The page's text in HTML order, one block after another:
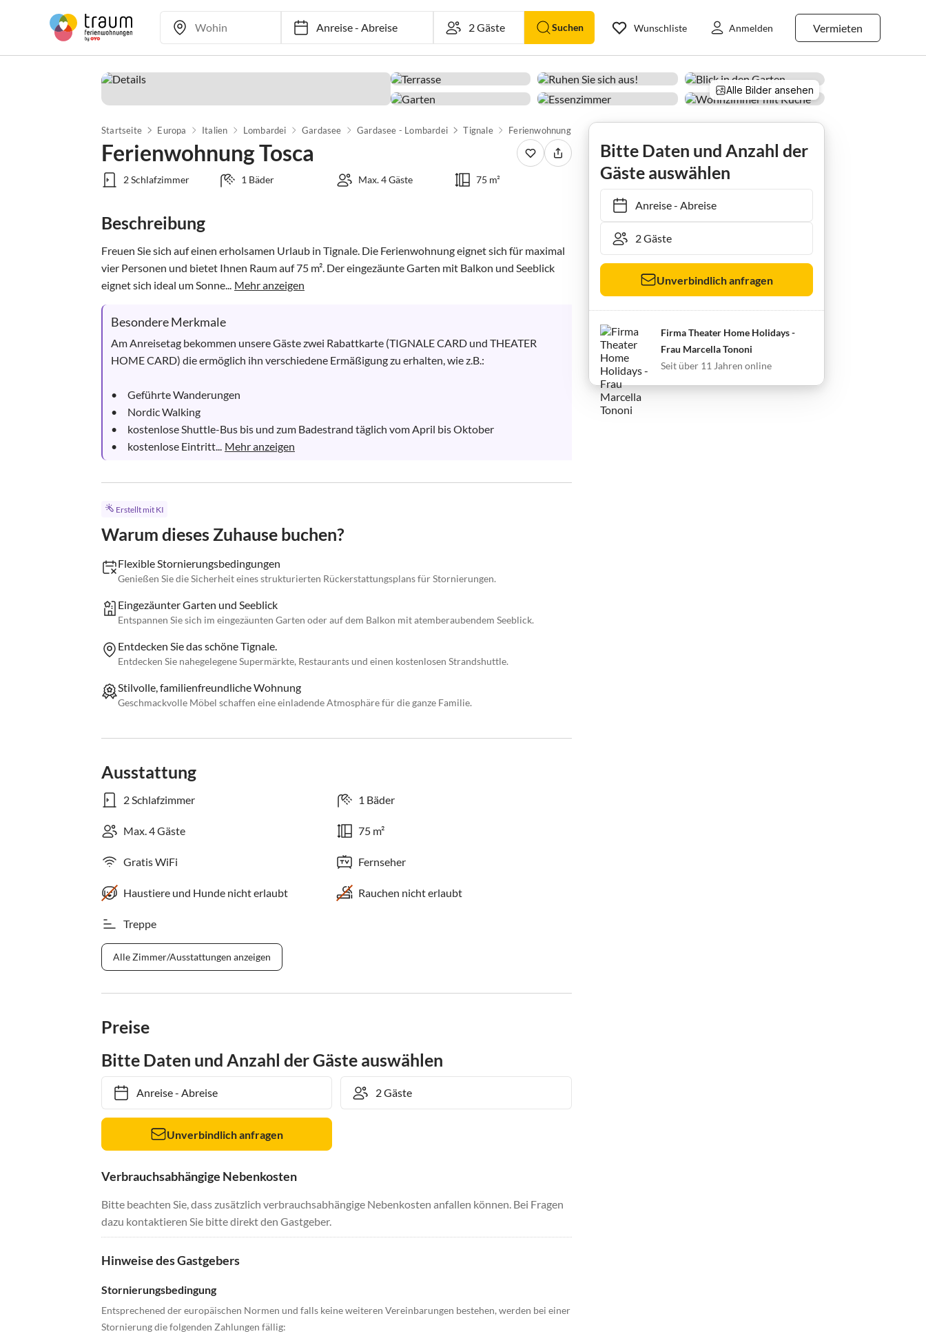
Anreise-Abreise Suchen Vermieten
Wunschliste Anmelden
Alle Bilder ansehen
Startseite Europa Italien Lombardei Gardasee Gardasee - Lombardei Tignale Ferienwohnung Tosca
Ferienwohnung Tosca
2 Schlafzimmer 1 Bäder Max. 4 Gäste 75 m²
Beschreibung
Freuen Sie sich auf einen erholsamen Urlaub in Tignale. Die Ferienwohnung eignet sich für maximal
vier Personen und bietet Ihnen Raum auf 75 m². Der eingezäunte Garten mit Balkon und Seeblick
eignet sich ideal um Sonne... Mehr anzeigen
Besondere Merkmale
Am Anreisetag bekommen unsere Gäste zwei Rabattkarte (TIGNALE CARD und THEATER
HOME CARD) die ermöglich ihn verschiedene Ermäßigung zu erhalten, wie z.B.:
•	Geführte Wanderungen
•	Nordic Walking
•	kostenlose Shuttle-Bus bis und zum Badestrand täglich vom April bis Oktober
•	kostenlose Eintritt... Mehr anzeigen
Erstellt mit KI
Warum dieses Zuhause buchen?
Flexible Stornierungsbedingungen
Genießen Sie die Sicherheit eines strukturierten Rückerstattungsplans für Stornierungen.
Eingezäunter Garten und Seeblick
Entspannen Sie sich im eingezäunten Garten oder auf dem Balkon mit atemberaubendem Seeblick.
Entdecken Sie das schöne Tignale.
Entdecken Sie nahegelegene Supermärkte, Restaurants und einen kostenlosen Strandshuttle.
Stilvolle, familienfreundliche Wohnung
Geschmackvolle Möbel schaffen eine einladende Atmosphäre für die ganze Familie.
Ausstattung
2 Schlafzimmer 1 Bäder
Max. 4 Gäste 75 m²
Gratis WiFi Fernseher
Haustiere und Hunde nicht erlaubt Rauchen nicht erlaubt
Treppe
Alle Zimmer/Ausstattungen anzeigen
Preise
Bitte Daten und Anzahl der Gäste auswählen
Anreise- Abreise
Unverbindlich anfragen
Verbrauchsabhängige Nebenkosten
Bitte beachten Sie, dass zusätzlich verbrauchsabhängige Nebenkosten anfallen können. Bei Fragen
dazu kontaktieren Sie bitte direkt den Gastgeber.
Hinweise des Gastgebers
Stornierungsbedingung
Entsprechened der europäischen Normen und falls keine weiteren Vereinbarungen bestehen, werden bei einer
Stornierung die folgenden Zahlungen fällig:
Bitte Daten und Anzahl der
Gäste auswählen
Anreise- Abreise
Unverbindlich anfragen
Firma Theater Home Holidays -
Frau Marcella Tononi
Seit über 11 Jahren online